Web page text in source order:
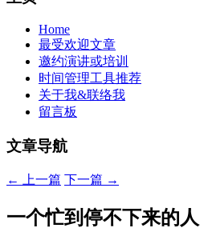
Home
最受欢迎文章
邀约演讲或培训
时间管理工具推荐
关于我&联络我
留言板
文章导航
← 上一篇 下一篇 →
一个忙到停不下来的人